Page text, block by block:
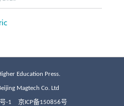
Education Press.
Magtech Co. Ltd
-1 京ICP备150856号